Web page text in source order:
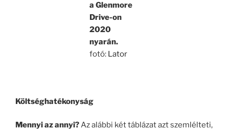
a Glenmore
Drive-on
2020
nyarán.
fotó: Lator
Költséghatékonyság
Mennyi az annyi?Az alábbi két táblázat azt szemlélteti,